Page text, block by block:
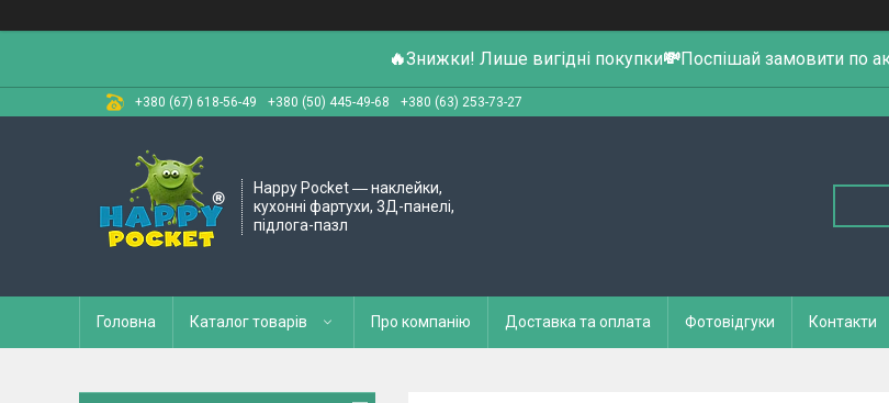
🔥Знижки! Лише вигідні покупки💸Поспішай замовити по
+380 (67) 618-56-49 +380 (50) 445-49-68 +380 (63) 253-73-27
Happy Pocket ― наклейки,
кухонні фартухи, 3Д-панелі,
підлога-пазл
Головна Каталог товарів Про компанію Доставка та оплата Фотовідгуки Контакти